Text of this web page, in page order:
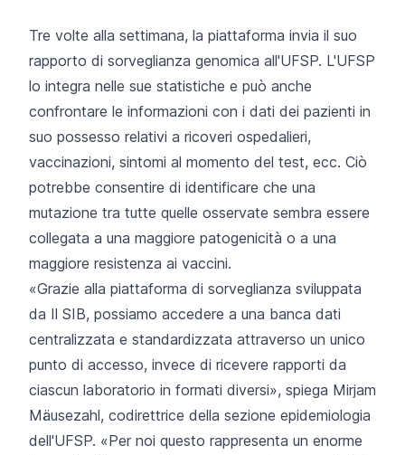
Tre volte alla settimana, la piattaforma invia il suo
rapporto di sorveglianza genomica all'UFSP. L'UFSP
lo integra nelle sue statistiche e può anche
confrontare le informazioni con i dati dei pazienti in
suo possesso relativi a ricoveri ospedalieri,
vaccinazioni, sintomi al momento del test, ecc. Ciò
potrebbe consentire di identificare che una
mutazione tra tutte quelle osservate sembra essere
collegata a una maggiore patogenicità o a una
maggiore resistenza ai vaccini.
«Grazie alla piattaforma di sorveglianza sviluppata
da Il SIB, possiamo accedere a una banca dati
centralizzata e standardizzata attraverso un unico
punto di accesso, invece di ricevere rapporti da
ciascun laboratorio in formati diversi», spiega Mirjam
Mäusezahl, codirettrice della sezione epidemiologia
dell'UFSP. «Per noi questo rappresenta un enorme